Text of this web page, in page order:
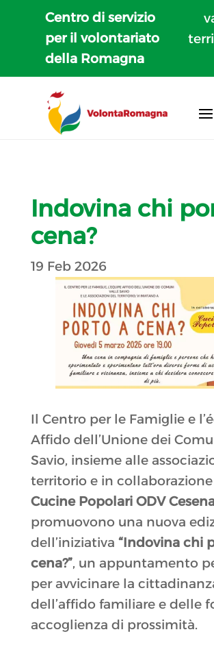
Centro di servizio
per il volontariato
della Romagna
Indovina chi
cena?
19 Feb 2026
Il Centro per le Famiglie e
Affido dell’Unione dei
Savio, insieme alle
territorio e in
Cucine Popolari ODV
promuovono una nuova
dell’iniziativa “Indovina chi
cena?”, un appuntamento
per avvicinare la
dell’affido familiare e delle
accoglienza di prossimità.